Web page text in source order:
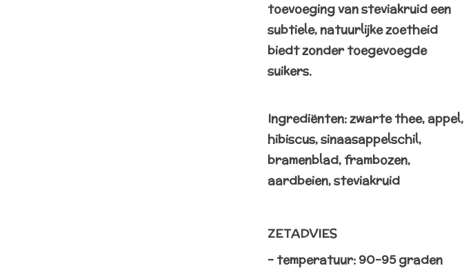
toevoeging van steviakruid een
subtiele, natuurlijke zoetheid
biedt zonder toegevoegde
suikers.
Ingrediënten: zwarte thee, appel,
hibiscus, sinaasappelschil,
bramenblad, frambozen,
aardbeien, steviakruid
ZETADVIES
– temperatuur: 90-95 graden